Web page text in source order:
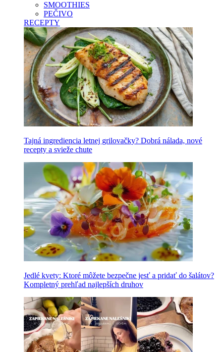
SMOOTHIES
PEČIVO
RECEPTY
Tajná ingrediencia letnej grilovačky? Dobrá nálada, nové
recepty a svieže chute
Jedlé kvety: Ktoré môžete bezpečne jesť a pridať do šalátov?
Kompletný prehľad najlepších druhov